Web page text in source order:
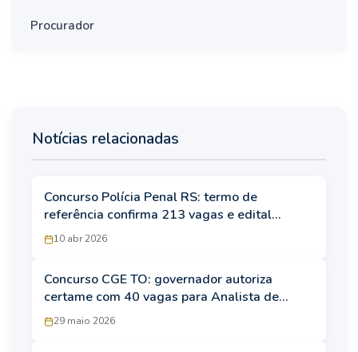
Procurador
Notícias relacionadas
Concurso Polícia Penal RS: termo de
referência confirma 213 vagas e edital
iminente
10 abr 2026
Concurso CGE TO: governador autoriza
certame com 40 vagas para Analista de
Controle Interno
29 maio 2026